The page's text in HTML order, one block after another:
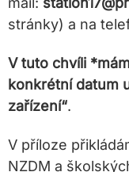
stránky) a na
V tuto chvíli
konkrétní datum
zařízení“.
V příloze
NZDM a